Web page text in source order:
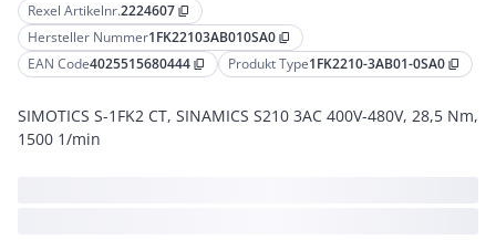
Rexel Artikelnr.2224607 content_copy
Hersteller Nummer1FK22103AB010SA0 content_copy
EAN Code4025515680444 content_copy Produkt Type1FK2210-3AB01-0SA0 content_copy
SIMOTICS S-1FK2 CT, SINAMICS S210 3AC 400V-480V, 28,5 Nm,
1500 1/min